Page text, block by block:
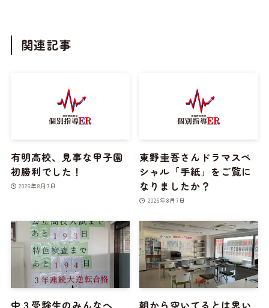
関連記事
有明高校、見事な甲子園
初勝利でした！
2026年8月7日
東野圭吾さんドラマスペ
シャル「手紙」をご覧に
なりましたか？
2026年8月7日
中３受験生のみんなへ 朝から空いてるとは思い